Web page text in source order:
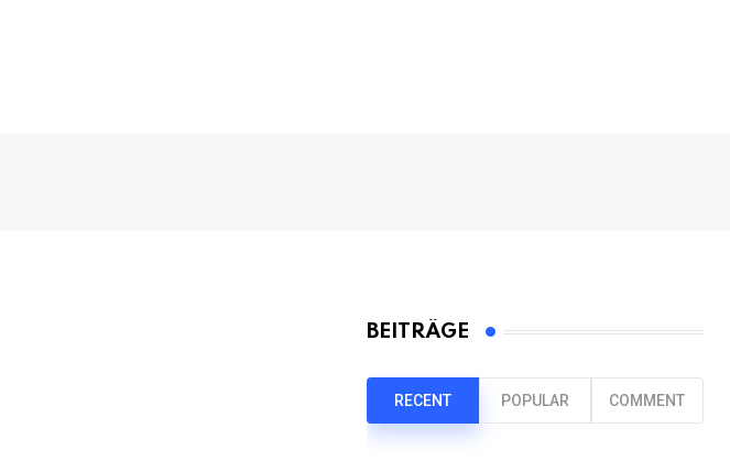
BEITRÄGE
RECENT POPULAR COMMENT